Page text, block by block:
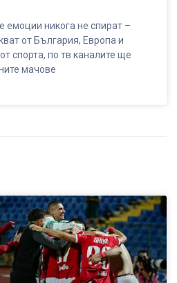
емоции никога не спират –
от България, Европа и
спорта, по тв каналите ще
мачове